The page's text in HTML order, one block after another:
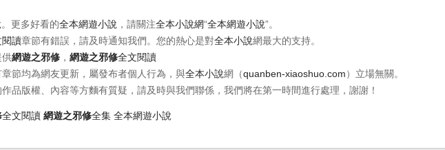
。更多好看的全本網遊小說 ，請關注全本小說網“全本網遊小說”。
閱讀章節有錯誤，請及時通知我們。您的熱心是對全本小說網最大的支持。
供網遊之邪修 ， 網遊之邪修全文閱讀
章節均為網友更新，屬發布者個人行為，與全本小說網（quanben-xiaoshuo.com ）立場無關。
作品版權、內容等方麵有質疑，請及時與我們聯係，我們將在第一時間進行處理，謝謝！
全文閱讀 網遊之邪修全集 全本網遊小說